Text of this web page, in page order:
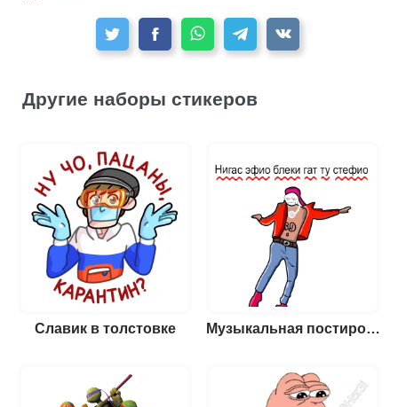
Другие наборы стикеров
Славик в толстовке Музыкальная постирония